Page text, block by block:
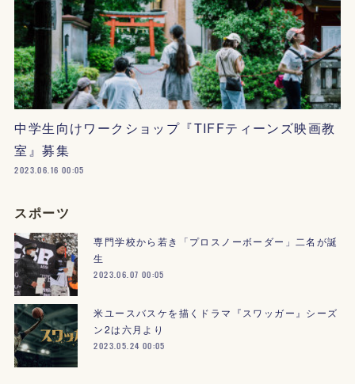
中学生向けワークショップ『TIFFティーンズ映画教
室』募集
2023.06.16 00:05
スポーツ
専門学校から若き「プロスノーボーダー」二名が誕
生
2023.06.07 00:05
米ユースバスケを描くドラマ『スワッガー』シーズ
ン2は六月より
2023.05.24 00:05